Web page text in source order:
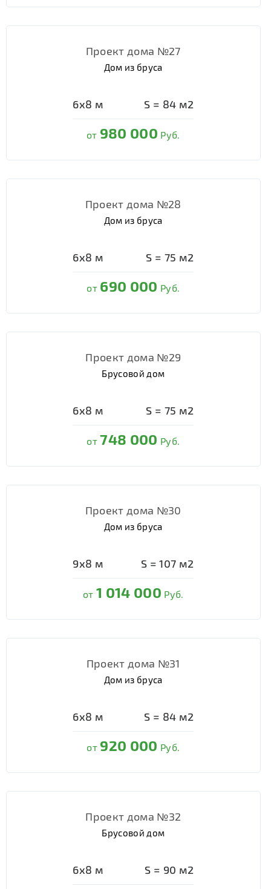
Проект дома №27
Дом из бруса
6х8 м S = 84 м2
от 980 000 Руб.
Проект дома №28
Дом из бруса
6х8 м S = 75 м2
от 690 000 Руб.
Проект дома №29
Брусовой дом
6х8 м S = 75 м2
от748 000 Руб.
Проект дома №30
Дом из бруса
9х8 м S =107 м2
от 1 014 000 Руб.
Проект дома №31
Дом из бруса
6х8 м S = 84 м2
от 920 000 Руб.
Проект дома №32
Брусовой дом
6х8 м S = 90 м2